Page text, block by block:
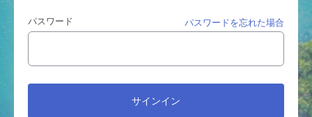
パスワード パスワードを忘れた場合